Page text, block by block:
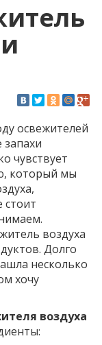
освежителей
чувствует
который мы
стоит
воздуха
Долго
несколько
хочу
воздуха